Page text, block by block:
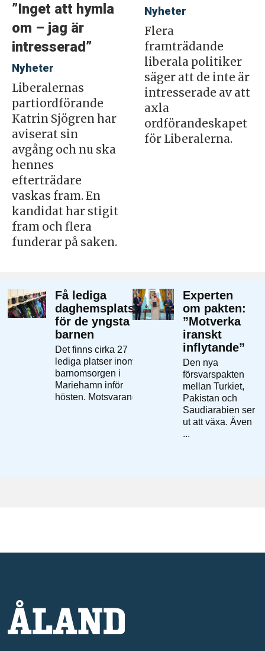
”Inget att hymla
om – jag är
intresserad”
Nyheter
Liberalernas
partiordförande
Katrin Sjögren har
aviserat sin
avgång och nu ska
hennes
efterträdare
vaskas fram. En
kandidat har stigit
fram och flera
funderar på saken.
Nyheter
Flera
framträdande
liberala politiker
säger att de inte är
intresserade av att
axla
ordförandeskapet
för Liberalerna.